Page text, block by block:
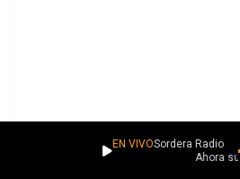
EN VIVOSordera Radio
Ahora suena